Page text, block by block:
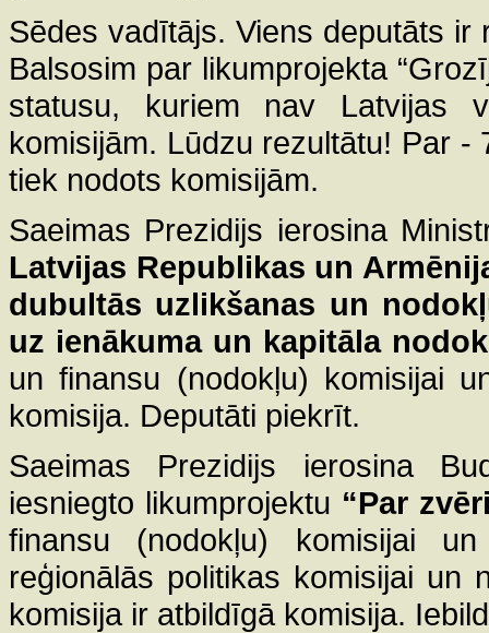
Sēdes vadītājs. Viens deputāts ir
Balsosim par likumprojekta
statusu, kuriem nav Latvijas
komisijām. Lūdzu rezultātu! Par
tiek nodots komisijām.
Saeimas Prezidijs ierosina
Latvijas Republikas un
dubultās uzlikšanas un
uz ienākuma un kapitāla
un finansu (nodokļu) komisijai
komisija. Deputāti piekrīt.
Saeimas Prezidijs ierosina
iesniegto likumprojektu “Par
finansu (nodokļu) komisijai
reģionālās politikas komisijai un
komisija ir atbildīgā komisija.